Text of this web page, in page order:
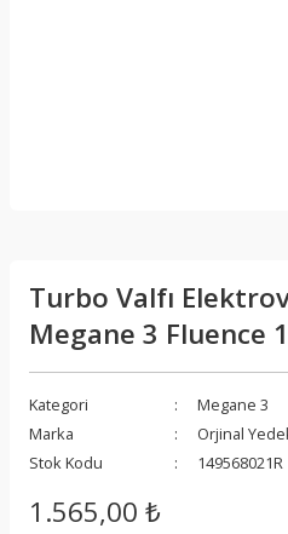
Turbo Valfı
Megane 3 Fluence
Kategori
Megane 3
Marka
Orjinal
Stok Kodu
149568021R
1.565,00 ₺